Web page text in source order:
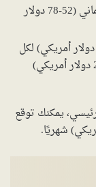
وسائل النقل العام (الحافلات): 20-30 ريال عماني (52-78 دولار
التاكسي: تبدأ الأجرة من 2 ريال عماني (5.20 دولار أمريكي) لكل
رحلة، ويمكن أن تصل إلى 10 ريال عماني (26 دولار أمريكي)
يمكنك توقع